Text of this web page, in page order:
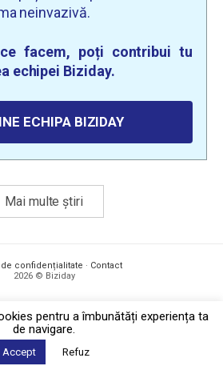
neinvazivă.
facem, poți contribui tu
echipei Biziday.
ECHIPA BIZIDAY
Mai multe știri
confidențialitate · Contact
2026 © Biziday
pentru a îmbunătăți experiența ta
de navigare.
Accept Refuz